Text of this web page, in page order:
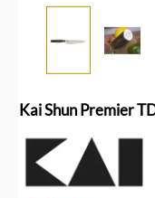
Kai Shun Premier